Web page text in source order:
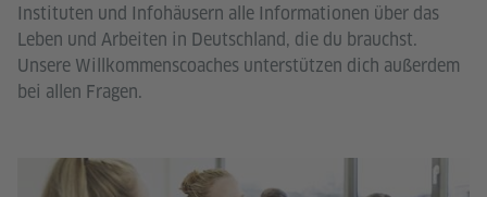
Instituten und Infohäusern alle Informationen über das
Leben und Arbeiten in Deutschland, die du brauchst.
Unsere Willkommenscoaches unterstützen dich außerdem
bei allen Fragen.